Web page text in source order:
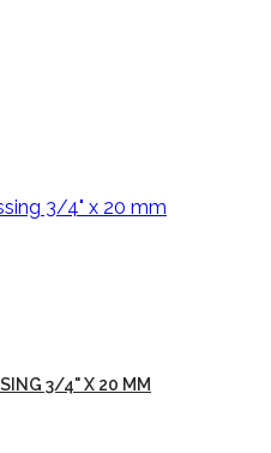
3/4" X 20 MM